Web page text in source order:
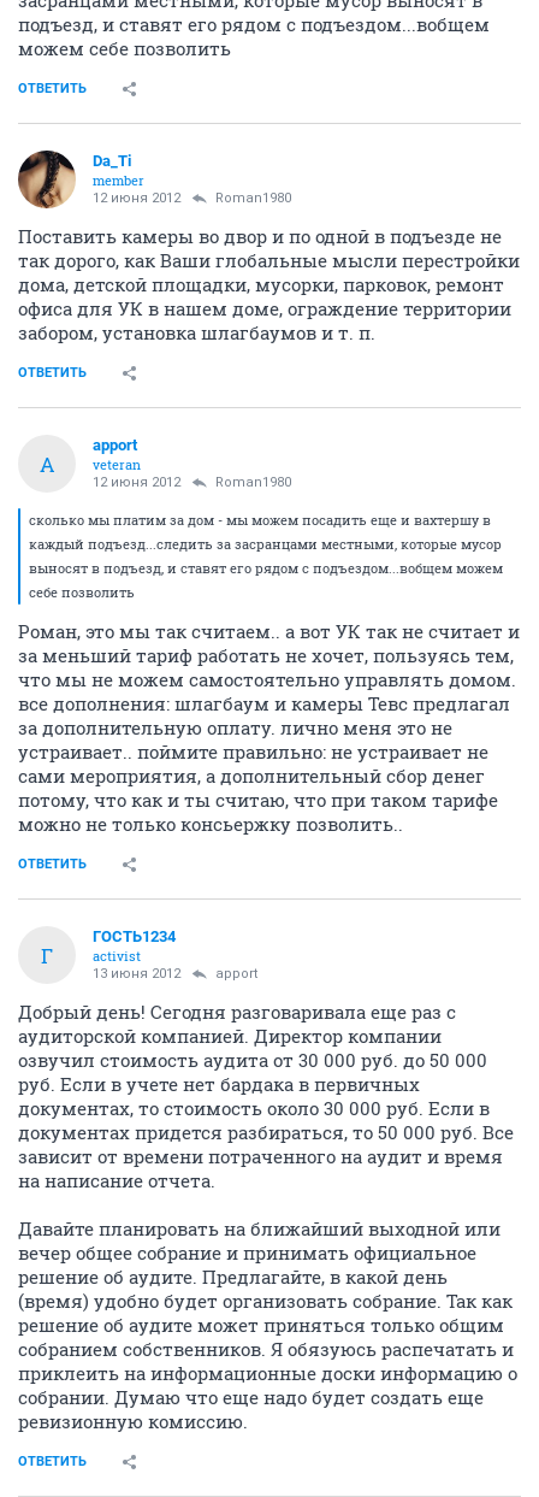
подъезд, и ставят его рядом с подъездом...вобщем
можем себе позволить
ОТВЕТИТЬ
Da_Ti
member
12 июня 2012 Roman1980
Поставить камеры во двор и по одной в подъезде не
так дорого, как Ваши глобальные мысли перестройки
дома, детской площадки, мусорки, парковок, ремонт
офиса для УК в нашем доме, ограждение территории
забором, установка шлагбаумов и т. п.
ОТВЕТИТЬ
A
apport
veteran
12 июня 2012 Roman1980
сколько мы платим за дом - мы можем посадить еще и вахтершу в
каждый подъезд...следить за засранцами местными, которые мусор
выносят в подъезд, и ставят его рядом с подъездом...вобщем можем
себе позволить
Роман, это мы так считаем.. а вот УК так не считает и
за меньший тариф работать не хочет, пользуясь тем,
что мы не можем самостоятельно управлять домом.
все дополнения: шлагбаум и камеры Тевс предлагал
за дополнительную оплату. лично меня это не
устраивает.. поймите правильно: не устраивает не
сами мероприятия, а дополнительный сбор денег
потому, что как и ты считаю, что при таком тарифе
можно не только консьержку позволить..
ОТВЕТИТЬ
Г
ГОСТЬ1234
activist
13 июня 2012 apport
Добрый день! Сегодня разговаривала еще раз с
аудиторской компанией. Директор компании
озвучил стоимость аудита от 30 000 руб. до 50 000
руб. Если в учете нет бардака в первичных
документах, то стоимость около 30 000 руб. Если в
документах придется разбираться, то 50 000 руб. Все
зависит от времени потраченного на аудит и время
на написание отчета.
Давайте планировать на ближайший выходной или
вечер общее собрание и принимать официальное
решение об аудите. Предлагайте, в какой день
(время) удобно будет организовать собрание. Так как
решение об аудите может приняться только общим
собранием собственников. Я обязуюсь распечатать и
приклеить на информационные доски информацию о
собрании. Думаю что еще надо будет создать еще
ревизионную комиссию.
ОТВЕТИТЬ